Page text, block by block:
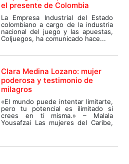
el presente de Colombia
La Empresa Industrial del Estado
colombiano a cargo de la industria
nacional del juego y las apuestas,
Coljuegos, ha comunicado hace...
Clara Medina Lozano: mujer
poderosa y testimonio de
milagros
«El mundo puede intentar limitarte,
pero tu potencial es ilimitado si
crees en ti misma.» – Malala
Yousafzai Las mujeres del Caribe,